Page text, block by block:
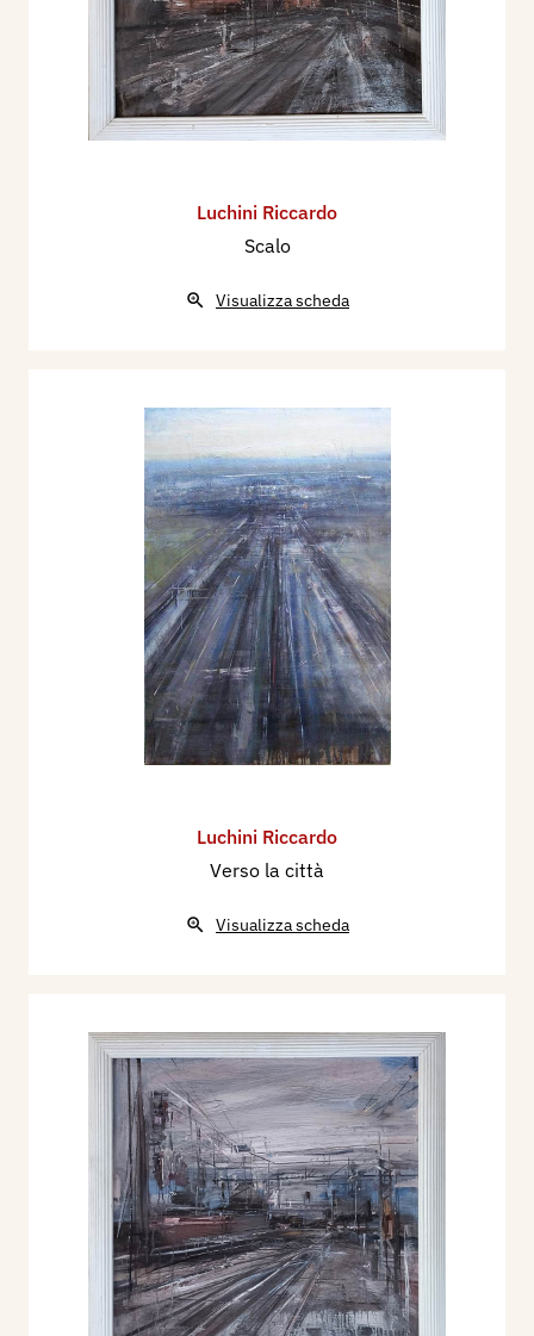
Luchini Riccardo
Scalo
Visualizza scheda
Luchini Riccardo
Verso la città
Visualizza scheda